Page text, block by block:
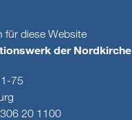
für diese Website
der Nordkirche
75
20 1100